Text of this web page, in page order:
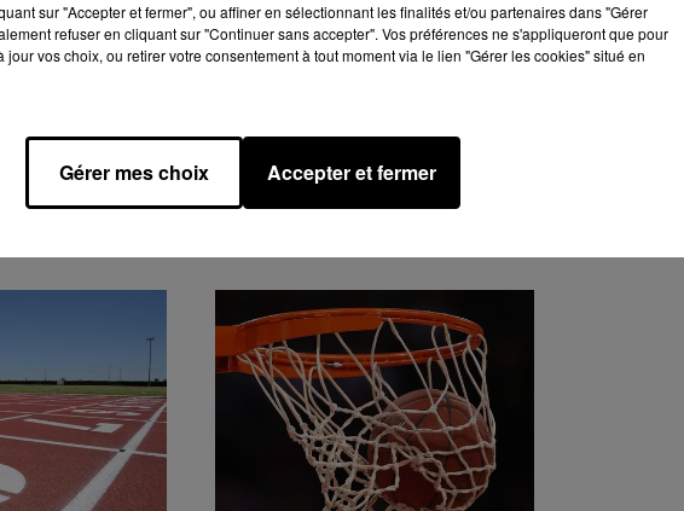
sur "Accepter et fermer", ou affiner en sélectionnant les finalités et/ou partenaires dans "Gérer
refuser en cliquant sur "Continuer sans accepter". Vos préférences ne s'appliqueront que pour
jour vos choix, ou retirer votre consentement à tout moment via le lien "Gérer les cookies" situé en
Gérer mes choix Accepter et fermer